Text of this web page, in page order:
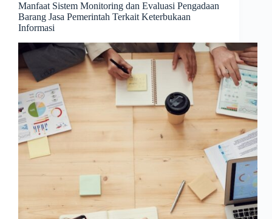
Manfaat Sistem Monitoring dan Evaluasi Pengadaan
Barang Jasa Pemerintah Terkait Keterbukaan
Informasi